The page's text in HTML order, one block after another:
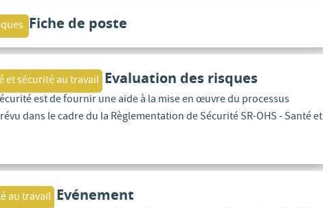
Fiche de poste
et sécurité au travail Evaluation des risques
est de fournir une aide à la mise en œuvre du processus
dans le cadre du la Règlementation de Sécurité SR-OHS - Santé et
au travail Evénement